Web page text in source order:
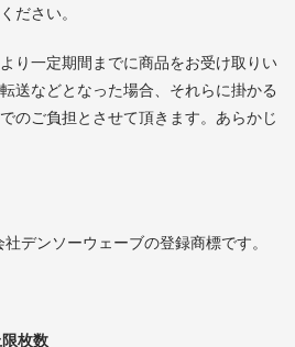
ださい。
り一定期間までに商品をお受け取りい
送などとなった場合、それらに掛かる
のご負担とさせて頂きます。あらかじ
デンソーウェーブの登録商標です。
枚数